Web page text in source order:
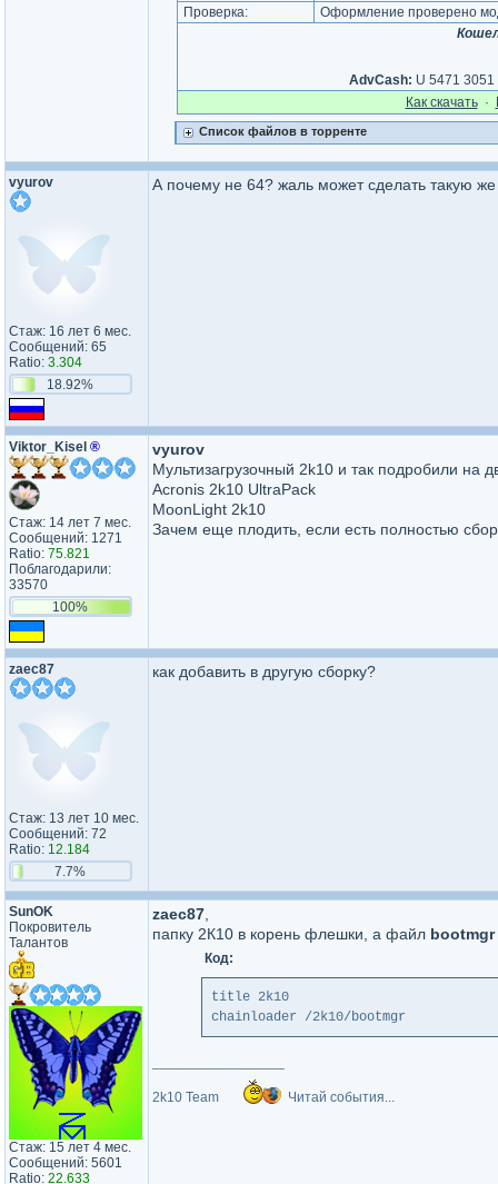
Проверка:
Оформление проверено
AdvCash: U 5471
Как cкачать·
Список файлов в торренте
vyurov
Стаж: 16 лет 6 мес.
Сообщений: 65
Ratio: 3.304
18.92%
А почему не 64? жаль может сделать такую
Viktor_Kisel ®
Стаж: 14 лет 7 мес.
Сообщений: 1271
Ratio: 75.821
Поблагодарили:
33570
100%
vyurov
Мультизагрузочный 2k10 и так подробили на
Acronis 2k10 UltraPack
MoonLight 2k10
Зачем еще плодить, если есть полностью
zaec87
Стаж: 13 лет 10 мес.
Сообщений: 72
Ratio: 12.184
7.7%
как добавить в другую сборку?
SunOK
Покровитель
Талантов
Стаж: 15 лет 4 мес.
Сообщений: 5601
Ratio: 22.633
zaec87
папку 2К10 в корень флешки, а файл bootmgr
Код:
title 2k10
chainloader /2k10/bootmgr
2k10 Team Читай события...